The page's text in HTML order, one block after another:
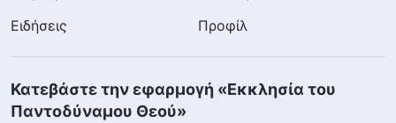
Ειδήσεις
Προφίλ
Κατεβάστε την εφαρμογή «Εκκλησία του
Παντοδύναμου Θεού»